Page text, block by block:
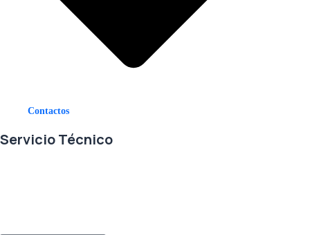
Contactos
Servicio Técnico